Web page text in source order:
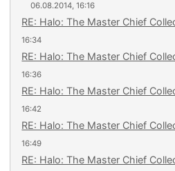
06.08.2014, 16:16
RE: Halo: The Master Chief
16:34
RE: Halo: The Master Chief
16:36
RE: Halo: The Master Chief
16:42
RE: Halo: The Master Chief
16:49
RE: Halo: The Master Chief